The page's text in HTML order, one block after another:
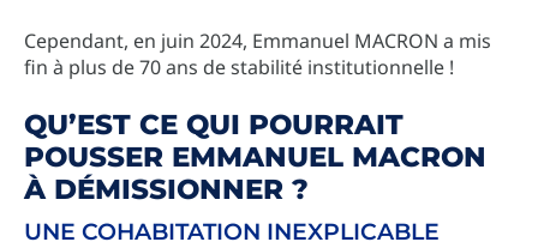
Cependant, en juin 2024, Emmanuel MACRON a mis
fin à plus de 70 ans de stabilité institutionnelle !
QU’EST CE QUI POURRAIT
POUSSER EMMANUEL MACRON
À DÉMISSIONNER ?
UNE COHABITATION INEXPLICABLE